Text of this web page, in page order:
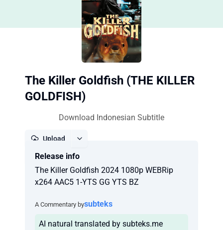
The Killer Goldfish (THE KILLER
GOLDFISH)
Download Indonesian Subtitle
Upload
Release info
The Killer Goldfish 2024 1080p WEBRip
x264 AAC5 1-YTS GG YTS BZ
A Commentary bysubteks
AI natural translated by subteks.me